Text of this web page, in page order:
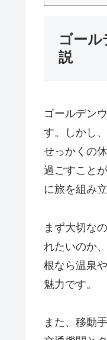
ゴー
説
ゴールデン
す。しかし
せっかくの
過ごすこと
に旅を組み
まず大切な
れたいのか
根なら温泉
魅力です。
また、移動